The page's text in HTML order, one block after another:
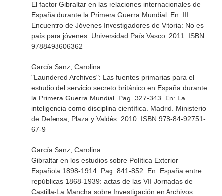
El factor Gibraltar en las relaciones internacionales de
España durante la Primera Guerra Mundial. En: III
Encuentro de Jóvenes Investigadores de Vitoria: No es
país para jóvenes. Universidad País Vasco. 2011. ISBN
9788498606362
García Sanz, Carolina:
"Laundered Archives": Las fuentes primarias para el
estudio del servicio secreto británico en España durante
la Primera Guerra Mundial. Pag. 327-343. En: La
inteligencia como disciplina científica . Madrid. Ministerio
de Defensa, Plaza y Valdés. 2010. ISBN 978-84-92751-
67-9
García Sanz, Carolina:
Gibraltar en los estudios sobre Política Exterior
Española 1898-1914. Pag. 841-852. En: España entre
repúblicas 1868-1939: actas de las VII Jornadas de
Castilla-La Mancha sobre Investigación en Archivos: